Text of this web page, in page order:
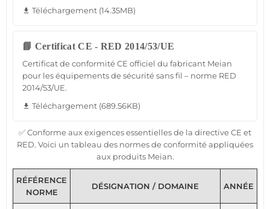
file_download Téléchargement (14.35MB)
📘 Certificat CE - RED 2014/53/UE
Certificat de conformité CE officiel du fabricant Meian
pour les équipements de sécurité sans fil – norme RED
2014/53/UE.
file_download Téléchargement (689.56KB)
✅ Conforme aux exigences essentielles de la directive CE et
RED. Voici un tableau des normes de conformité appliquées
aux produits Meian.
RÉFÉRENCE
NORME
DÉSIGNATION / DOMAINE ANNÉE